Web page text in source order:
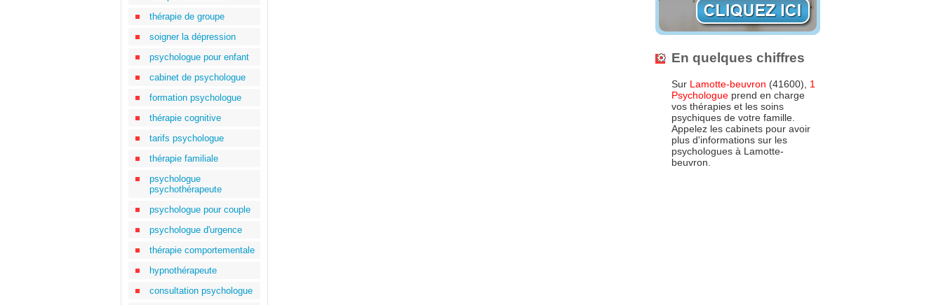
thérapie de groupe
soigner la dépression
psychologue pour enfant
cabinet de psychologue
formation psychologue
thérapie cognitive
tarifs psychologue
thérapie familiale
psychologue
psychothérapeute
psychologue pour couple
psychologue d'urgence
thérapie comportementale
hypnothérapeute
consultation psychologue
En quelques chiffres
Sur Lamotte-beuvron (41600), 1
Psychologue prend en charge
vos thérapies et les soins
psychiques de votre famille.
Appelez les cabinets pour avoir
plus d'informations sur les
psychologues à Lamotte-
beuvron.